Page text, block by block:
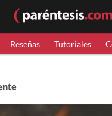
Reseñas Tutoriales